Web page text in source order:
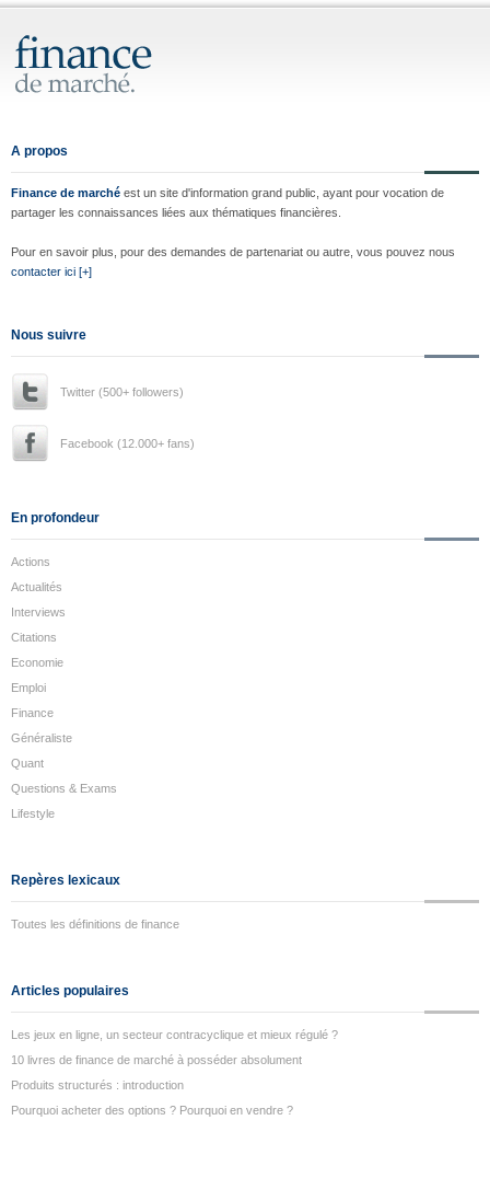
A propos
Finance de marché est un site d'information grand public, ayant pour vocation de
partager les connaissances liées aux thématiques financières.
Pour en savoir plus, pour des demandes de partenariat ou autre, vous pouvez nous
contacter ici [+]
Nous suivre
Twitter (500+ followers)
Facebook (12.000+ fans)
En profondeur
Actions
Actualités
Interviews
Citations
Economie
Emploi
Finance
Généraliste
Quant
Questions & Exams
Lifestyle
Repères lexicaux
Toutes les définitions de finance
Articles populaires
Les jeux en ligne, un secteur contracyclique et mieux régulé ?
10 livres de finance de marché à posséder absolument
Produits structurés : introduction
Pourquoi acheter des options ? Pourquoi en vendre ?